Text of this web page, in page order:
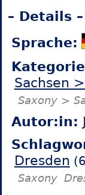
– Details –
Sprache:
Sachsen
Saxony >
Autor:in:
Dresden
Saxony